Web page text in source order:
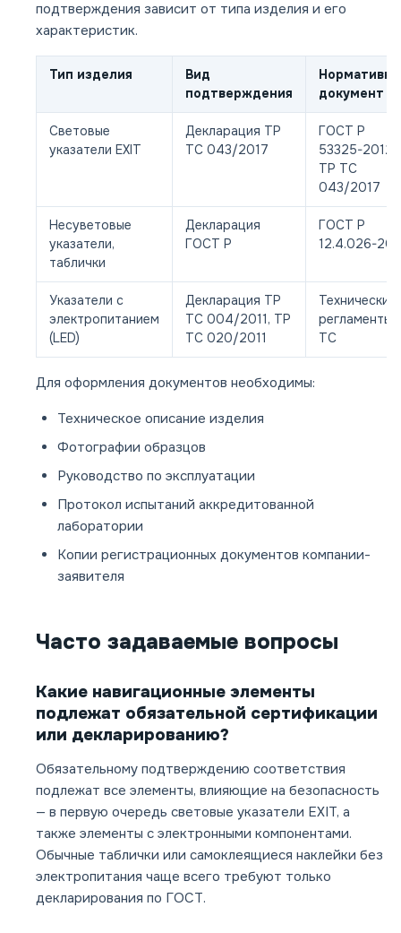
подтверждения зависит от типа изделия и его
характеристик.
Тип изделия
Вид
подтверждения
документ
Световые
указатели EXIT
Декларация ТР
ТС 043/2017
ГОСТ Р
53325-2012,
ТР ТС
043/2017
Несуветовые
указатели,
таблички
Декларация
ГОСТ Р
ГОСТ Р
12.4.026-
Указатели с
электропитанием
(LED)
Декларация ТР
ТС 004/2011, ТР
ТС 020/2011
Технические
регламенты
ТС
Для оформления документов необходимы:
Техническое описание изделия
Фотографии образцов
Руководство по эксплуатации
Протокол испытаний аккредитованной
лаборатории
Копии регистрационных документов компании-
заявителя
Часто задаваемые вопросы
Какие навигационные элементы
подлежат обязательной сертификации
или декларированию?
Обязательному подтверждению соответствия
подлежат все элементы, влияющие на безопасность
— в первую очередь световые указатели EXIT, а
также элементы с электронными компонентами.
Обычные таблички или самоклеящиеся наклейки без
электропитания чаще всего требуют только
декларирования по ГОСТ.